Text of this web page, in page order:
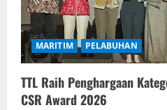
MARITIM PELABUHAN
TTL Raih Penghargaan
CSR Award 2026